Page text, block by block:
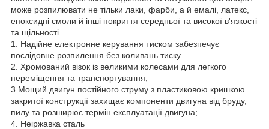
може розпилювати не тільки лаки, фарби, а й емалі, латекс,
епоксидні смоли й інші покриття середньої та високої в'язкості
та щільності
1. Надійне електронне керування тиском забезпечує
послідовне розпилення без коливань тиску
2. Хромований візок із великими колесами для легкого
переміщення та транспортування;
3.Мощий двигун постійного струму з пластиковою кришкою
закритої конструкції захищає компоненти двигуна від бруду,
пилу та розширює термін експлуатації двигуна;
4. Неіржавка сталь